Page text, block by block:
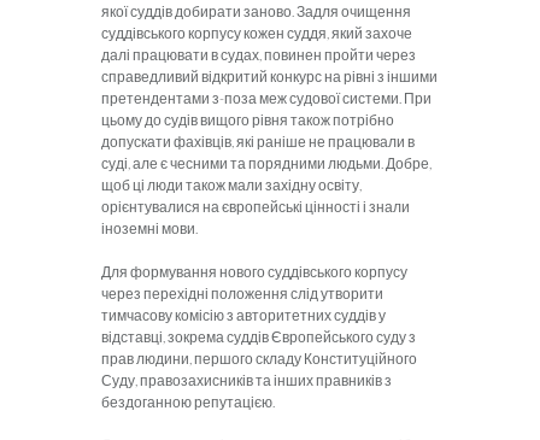
якої суддів добирати заново. Задля очищення
суддівського корпусу кожен суддя, який захоче
далі працювати в судах, повинен пройти через
справедливий відкритий конкурс на рівні з іншими
претендентами з-поза меж судової системи. При
цьому до судів вищого рівня також потрібно
допускати фахівців, які раніше не працювали в
суді, але є чесними та порядними людьми. Добре,
щоб ці люди також мали західну освіту,
орієнтувалися на європейські цінності і знали
іноземні мови.
Для формування нового суддівського корпусу
через перехідні положення слід утворити
тимчасову комісію з авторитетних суддів у
відставці, зокрема суддів Європейського суду з
прав людини, першого складу Конституційного
Суду, правозахисників та інших правників з
бездоганною репутацією.